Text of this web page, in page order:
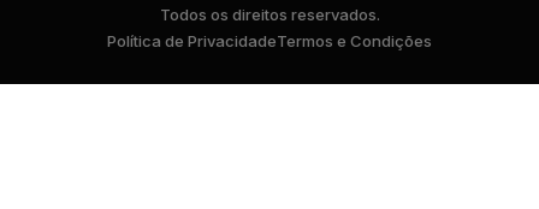
Todos os direitos reservados.
Política de PrivacidadeTermos e Condições